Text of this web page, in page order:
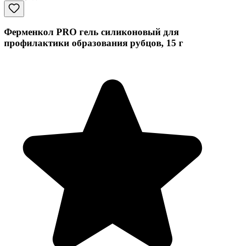
Ферменкол PRO гель силиконовый для
профилактики образования рубцов, 15 г